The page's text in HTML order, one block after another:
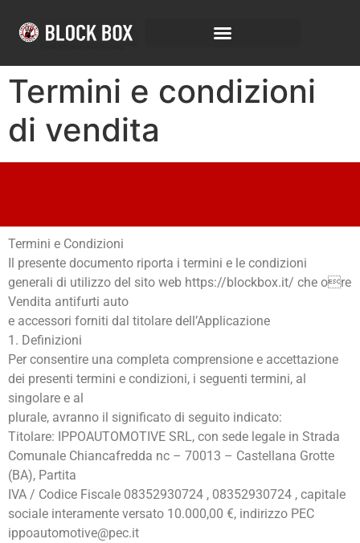
Termini e condizioni
di vendita
Termini e Condizioni
Il presente documento riporta i termini e le condizioni
generali di utilizzo del sito web https://blockbox.it/ che ore
Vendita antifurti auto
e accessori forniti dal titolare dell’Applicazione
1. Definizioni
Per consentire una completa comprensione e accettazione
dei presenti termini e condizioni, i seguenti termini, al
singolare e al
plurale, avranno il significato di seguito indicato:
Titolare: IPPOAUTOMOTIVE SRL, con sede legale in Strada
Comunale Chiancafredda nc – 70013 – Castellana Grotte
(BA), Partita
IVA / Codice Fiscale 08352930724 , 08352930724 , capitale
sociale interamente versato 10.000,00 €, indirizzo PEC
ippoautomotive@pec.it